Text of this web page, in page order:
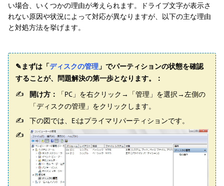
い場合、いくつかの理由が考えられます。ドライブ文字が表示さ
れない原因や状況によって対応が異なりますが、以下の主な理由
と対処方法を挙げます。
✎まずは「ディスクの管理 」でパーティションの状態を確認
することが、問題解決の第一歩となります。：
開け方：
「PC」を右クリック→「管理」を選択→左側の
「ディスクの管理」をクリックします。
下の図では、E:はプライマリパーティションです。